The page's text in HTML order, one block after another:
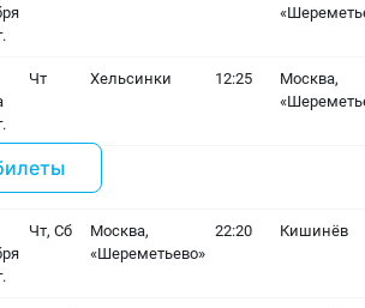
Чт Хельсинки 12:25
Москва,
Чт, Сб
Москва,
«Шереметьево»
22:20 Кишинёв